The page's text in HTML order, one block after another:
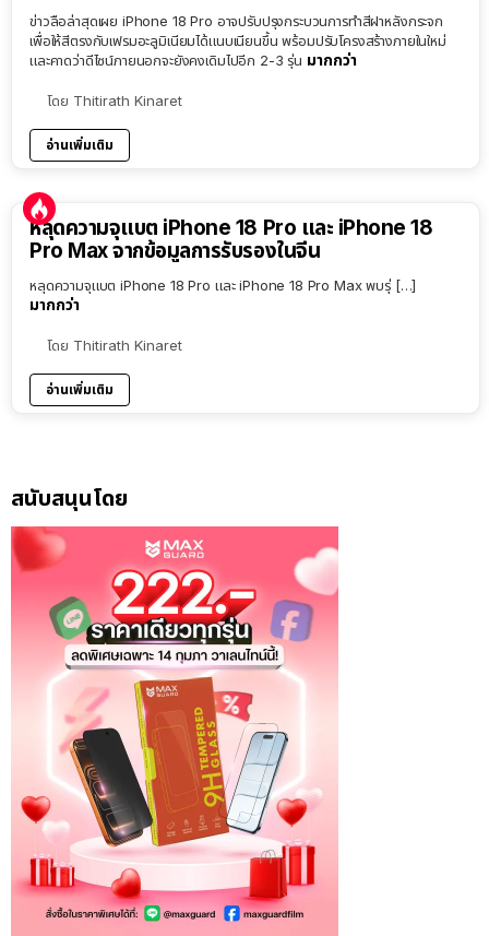
ข่าวลือล่าสุดเผย iPhone 18 Pro อาจปรับปรุงกระบวนการทำสีฝาหลังกระจก
เพื่อให้สีตรงกับเฟรมอะลูมิเนียมได้แนบเนียนขึ้น พร้อมปรับโครงสร้างภายในใหม่
และคาดว่าดีไซน์ภายนอกจะยังคงเดิมไปอีก 2-3 รุ่น มากกว่า
โดย Thitirath Kinaret
อ่านเพิ่มเติม
หลุดความจุแบต iPhone 18 Pro และ iPhone 18
Pro Max จากข้อมูลการรับรองในจีน
หลุดความจุแบต iPhone 18 Pro และ iPhone 18 Pro Max พบรุ่ […]
มากกว่า
โดย Thitirath Kinaret
อ่านเพิ่มเติม
สนับสนุนโดย